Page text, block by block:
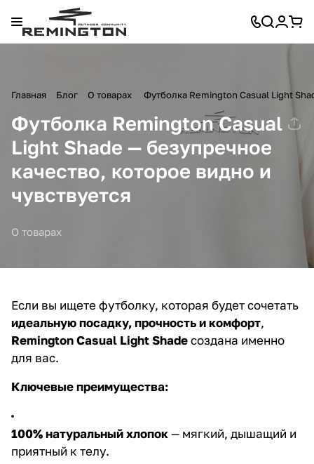
Главная Блог О товарах Футболка Remington Casual Light
Футболка Remington Casual
Light Shade — безупречное
качество, которое видно и
чувствуется
О товарах
Если вы ищете футболку, которая будет сочетать
идеальную посадку, прочность и комфорт,
Remington Casual Light Shadeсоздана именно
для вас.
Ключевые преимущества:
100% натуральный хлопок— мягкий, дышащий и
приятный к телу.